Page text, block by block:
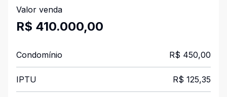
Valor venda
R$ 410.000,00
Condomínio R$ 450,00
IPTU R$ 125,35